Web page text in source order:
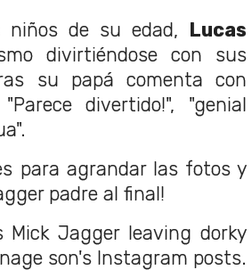
niños de su edad, Lucas
divirtiéndose con sus
su papá comenta con
divertido!", "genial
para agrandar las fotos y
padre al final!
Jagger leaving dorky
son's Instagram posts.